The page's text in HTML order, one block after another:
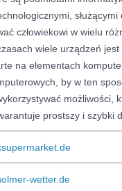
człowiekowi w wielu
wiele urządzeń
na elementach
by w ten
możliwości,
prostszy i szybki
wetter.de